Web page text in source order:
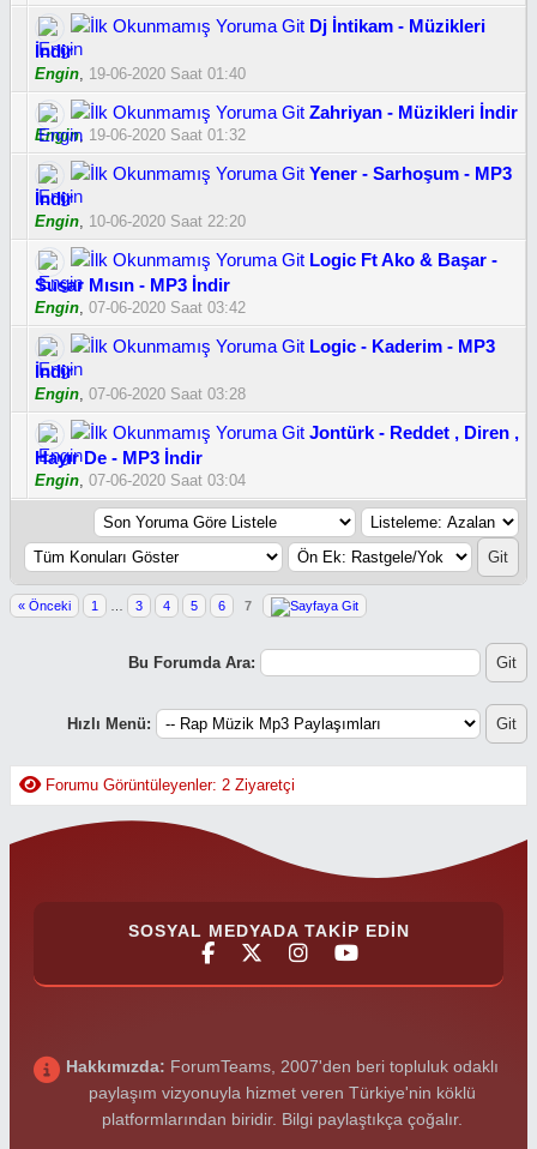
Dj İntikam - Müzikleri
İndir
Engin, 19-06-2020 Saat 01:40
Zahriyan - Müzikleri İndir
Engin, 19-06-2020 Saat 01:32
Yener - Sarhoşum - MP3
İndir
Engin, 10-06-2020 Saat 22:20
Logic Ft Ako & Başar -
Susar Mısın - MP3 İndir
Engin, 07-06-2020 Saat 03:42
Logic - Kaderim - MP3
İndir
Engin, 07-06-2020 Saat 03:28
Jontürk - Reddet , Diren ,
Hayır De - MP3 İndir
Engin, 07-06-2020 Saat 03:04
« Önceki 1 3 4 5 6 7
Bu Forumda Ara:
Hızlı Menü:
Forumu Görüntüleyenler: 2 Ziyaretçi
SOSYAL MEDYADA TAKIP EDIN
Hakkımızda: ForumTeams, 2007'den beri topluluk odaklı
paylaşım vizyonuyla hizmet veren Türkiye'nin köklü
platformlarından biridir. Bilgi paylaştıkça çoğalır.